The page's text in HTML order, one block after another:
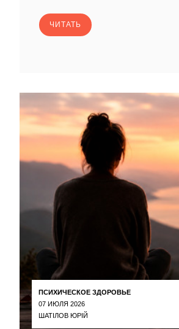
ЧИТАТЬ
ПСИХИЧЕСКОЕ ЗДОРОВЬЕ
07 ИЮЛЯ 2026
ШАТІЛОВ ЮРІЙ